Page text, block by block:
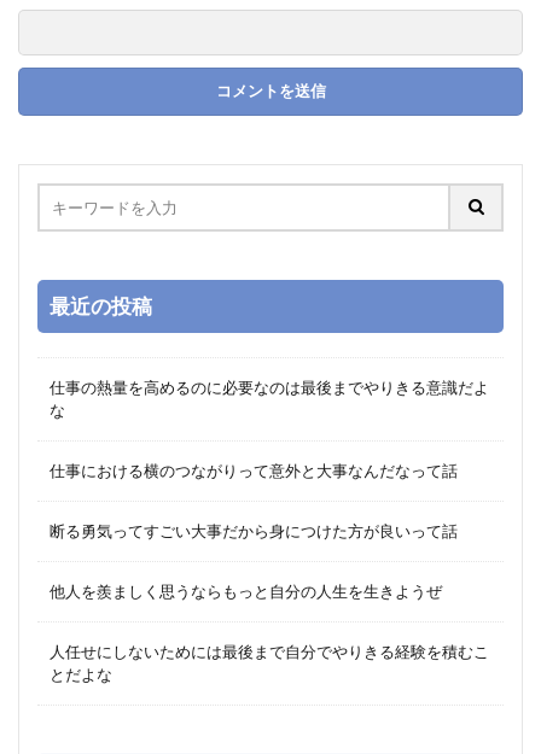
最近の投稿
仕事の熱量を高めるのに必要なのは最後までやりきる意識だよ
な
仕事における横のつながりって意外と大事なんだなって話
断る勇気ってすごい大事だから身につけた方が良いって話
他人を羨ましく思うならもっと自分の人生を生きようぜ
人任せにしないためには最後まで自分でやりきる経験を積むこ
とだよな